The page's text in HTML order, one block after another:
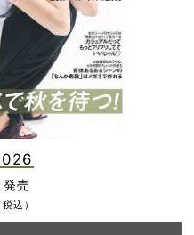
売
込）